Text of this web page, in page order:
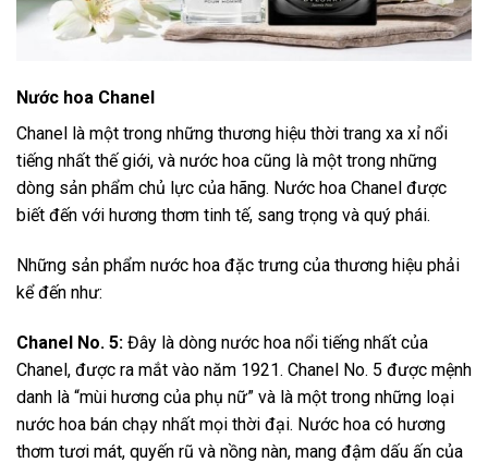
Nước hoa Chanel
Chanel là một trong những thương hiệu thời trang xa xỉ nổi
tiếng nhất thế giới, và nước hoa cũng là một trong những
dòng sản phẩm chủ lực của hãng. Nước hoa Chanel được
biết đến với hương thơm tinh tế, sang trọng và quý phái.
Những sản phẩm nước hoa đặc trưng của thương hiệu phải
kể đến như:
Chanel No. 5: Đây là dòng nước hoa nổi tiếng nhất của
Chanel, được ra mắt vào năm 1921. Chanel No. 5 được mệnh
danh là “mùi hương của phụ nữ” và là một trong những loại
nước hoa bán chạy nhất mọi thời đại. Nước hoa có hương
thơm tươi mát, quyến rũ và nồng nàn, mang đậm dấu ấn của